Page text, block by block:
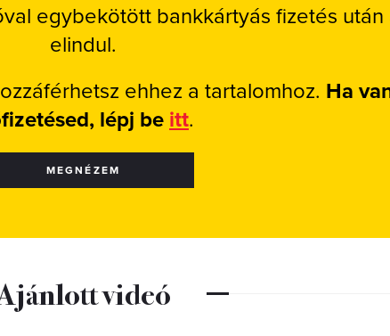
egybekötött bankkártyás fizetés után
elindul.
ehhez a tartalomhoz. Ha
lépj be itt.
MEGNÉZEM
videó